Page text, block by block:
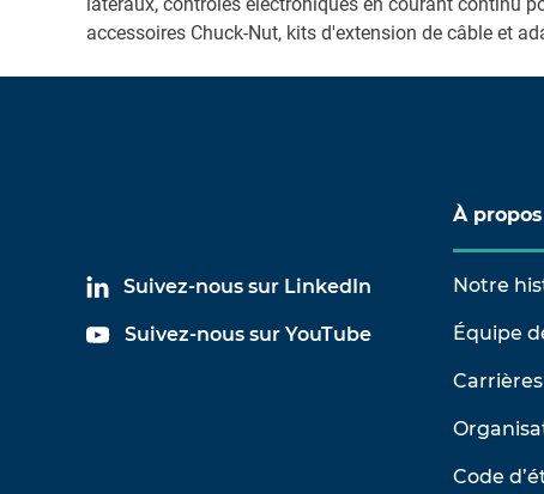
accessoires Chuck-Nut, kits d'extension de câble et
Suivez-nous sur LinkedIn
Suivez-nous sur YouTube
À propos
Notre
Équipe
Carrières
Code